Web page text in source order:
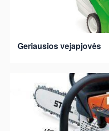
Geriausios vejapjovės